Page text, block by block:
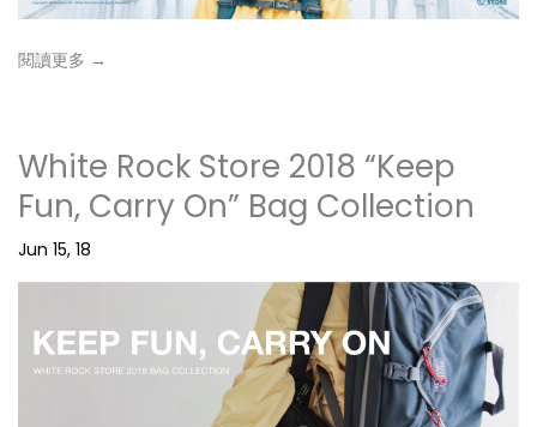
閱讀更多 →
White Rock Store 2018 “Keep
Fun, Carry On” Bag Collection
Jun 15, 18